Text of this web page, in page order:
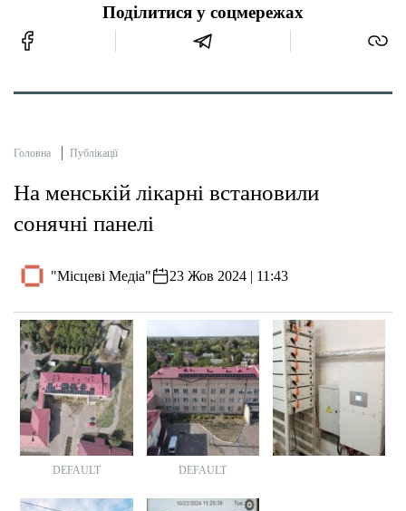
Поділитися у соцмережах
Головна Публікації
На менській лікарні встановили
сонячні панелі
"Місцеві Медіа" 23 Жов 2024 | 11:43
DEFAULT DEFAULT